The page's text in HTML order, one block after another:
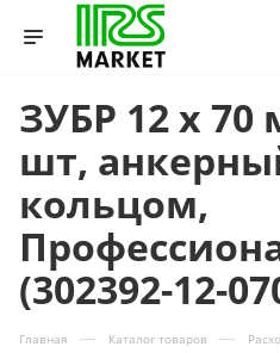
ЗУБР 12 х 70
шт,
кольцом,
(302392-12-
Главная — Каталог товаров —